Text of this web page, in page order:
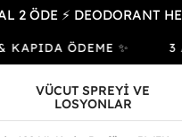
2 ÖDE ⚡ DEODORANT
ÖDEME ✨ 3 AL
VÜCUT SPREYİ VE
LOSYONLAR